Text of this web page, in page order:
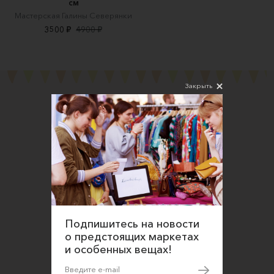
см
Мастерская Галины Северянки
3500 ₽ 4900 ₽
Подпишитесь на новости
данных в соответствии
с Политикой конфиденциальности
О нас
Закрыть
Подпишитесь на новости
о предстоящих маркетах
и особенных вещах!